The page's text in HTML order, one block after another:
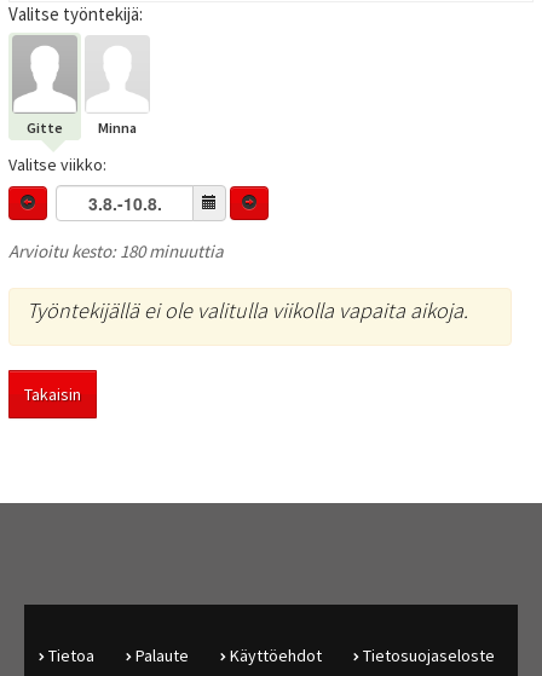
Valitse työntekijä:
Gitte Minna
Valitse viikko:
Arvioitu kesto: 180 minuuttia
Työntekijällä ei ole valitulla viikolla vapaita aikoja.
Takaisin
Tietoa Palaute Käyttöehdot Tietosuojaseloste